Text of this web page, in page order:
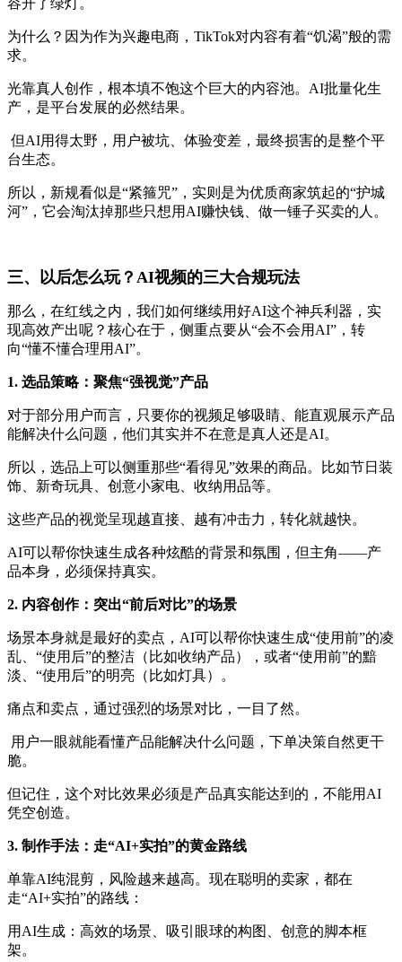
容开了绿灯。
为什么？因为作为兴趣电商，TikTok对内容有着“饥渴”般的需
求。
光靠真人创作，根本填不饱这个巨大的内容池。AI批量化生
产，是平台发展的必然结果。
但AI用得太野，用户被坑、体验变差，最终损害的是整个平
台生态。
所以，新规看似是“紧箍咒”，实则是为优质商家筑起的“护城
河”，它会淘汰掉那些只想用AI赚快钱、做一锤子买卖的人。
三、以后怎么玩？AI视频的三大合规玩法
那么，在红线之内，我们如何继续用好AI这个神兵利器，实
现高效产出呢？核心在于，侧重点要从“会不会用AI”，转
向“懂不懂合理用AI”。
1. 选品策略：聚焦“强视觉”产品
对于部分用户而言，只要你的视频足够吸睛、能直观展示产品
能解决什么问题，他们其实并不在意是真人还是AI。
所以，选品上可以侧重那些“看得见”效果的商品。比如节日装
饰、新奇玩具、创意小家电、收纳用品等。
这些产品的视觉呈现越直接、越有冲击力，转化就越快。
AI可以帮你快速生成各种炫酷的背景和氛围，但主角——产
品本身，必须保持真实。
2. 内容创作：突出“前后对比”的场景
场景本身就是最好的卖点，AI可以帮你快速生成“使用前”的凌
乱、“使用后”的整洁（比如收纳产品），或者“使用前”的黯
淡、“使用后”的明亮（比如灯具）。
痛点和卖点，通过强烈的场景对比，一目了然。
用户一眼就能看懂产品能解决什么问题，下单决策自然更干
脆。
但记住，这个对比效果必须是产品真实能达到的，不能用AI
凭空创造。
3. 制作手法：走“AI+实拍”的黄金路线
单靠AI纯混剪，风险越来越高。现在聪明的卖家，都在
走“AI+实拍”的路线：
用AI生成：高效的场景、吸引眼球的构图、创意的脚本框
架。